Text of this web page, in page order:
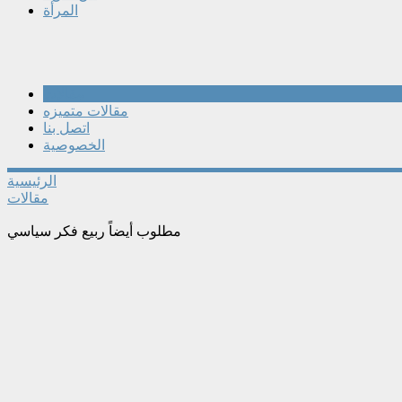
المرأة
مقالات متميزه
اتصل بنا
الخصوصية
الرئيسية
مقالات
مطلوب أيضاً ربيع فكر سياسي